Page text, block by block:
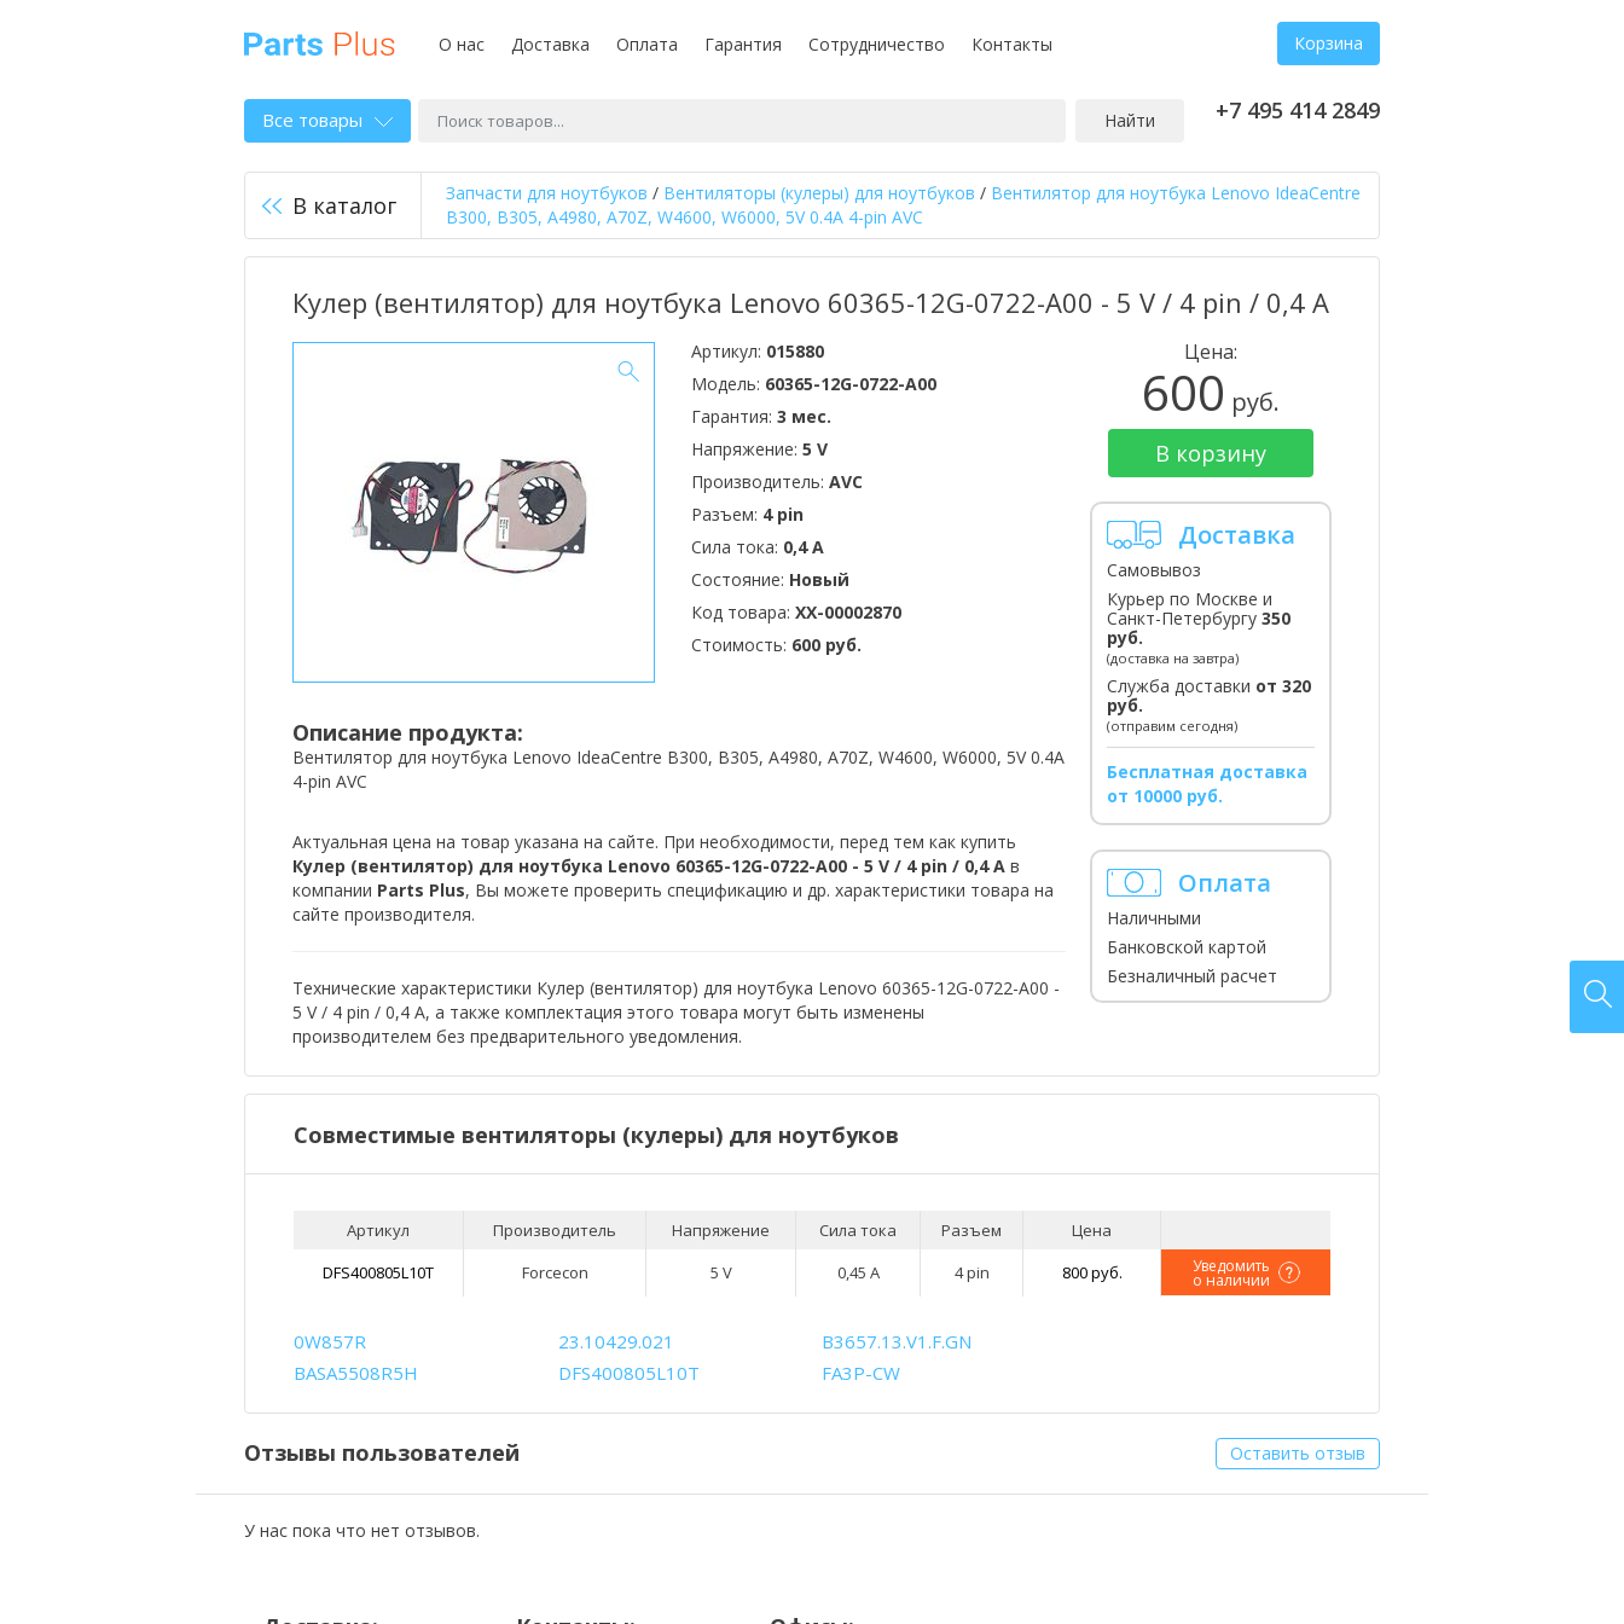
О нас Доставка Оплата Гарантия Сотрудничество Контакты Корзина
Все товары Найти +7 495 414 2849
В каталог Запчасти для ноутбуков / Вентиляторы (кулеры) для ноутбуков / Вентилятор для ноутбука Lenovo IdeaCentre
B300, B305, A4980, A70Z, W4600, W6000, 5V 0.4A 4-pin AVC
Кулер (вентилятор) для ноутбука Lenovo 60365-12G-0722-A00 - 5 V / 4 pin / 0,4 А
Артикул: 015880
Модель: 60365-12G-0722-A00
Гарантия: 3 мес.
Напряжение: 5 V
Производитель: AVC
Разъем: 4 pin
Сила тока: 0,4 А
Состояние: Новый
Код товара: XX-00002870
Стоимость: 600 руб.
Описание продукта:
Вентилятор для ноутбука Lenovo IdeaCentre B300, B305, A4980, A70Z, W4600, W6000, 5V 0.4A
4-pin AVC
Актуальная цена на товар указана на сайте. При необходимости, перед тем как купить
Кулер (вентилятор) для ноутбука Lenovo 60365-12G-0722-A00 - 5 V / 4 pin / 0,4 А в
компании Parts Plus, Вы можете проверить спецификацию и др. характеристики товара на
сайте производителя.
Технические характеристики Кулер (вентилятор) для ноутбука Lenovo 60365-12G-0722-A00 -
5 V / 4 pin / 0,4 А, а также комплектация этого товара могут быть изменены
производителем без предварительного уведомления.
Цена:
600 руб.
В корзину
Доставка
Самовывоз
Курьер по Москве и
Санкт-Петербургу 350
руб.
(доставка на завтра)
Служба доставки от 320
руб.
(отправим сегодня)
Бесплатная доставка
от 10000 руб.
Оплата
Наличными
Банковской картой
Безналичный расчет
Совместимые вентиляторы (кулеры) для ноутбуков
Артикул Производитель Напряжение Сила тока Разъем
Цена
DFS400805L10T
Forcecon 5 V 0,45 А 4 pin 800 руб. Уведомить
о наличии
0W857R 23.10429.021
B3657.13.V1.F.GN
BASA5508R5H
DFS400805L10T FA3P-CW
Отзывы пользователей Оставить отзыв
У нас пока что нет отзывов.